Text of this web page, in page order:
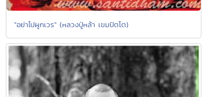
"อย่าไปผูกเวร" (หลวงปู่หล้า เขมปัตโต)